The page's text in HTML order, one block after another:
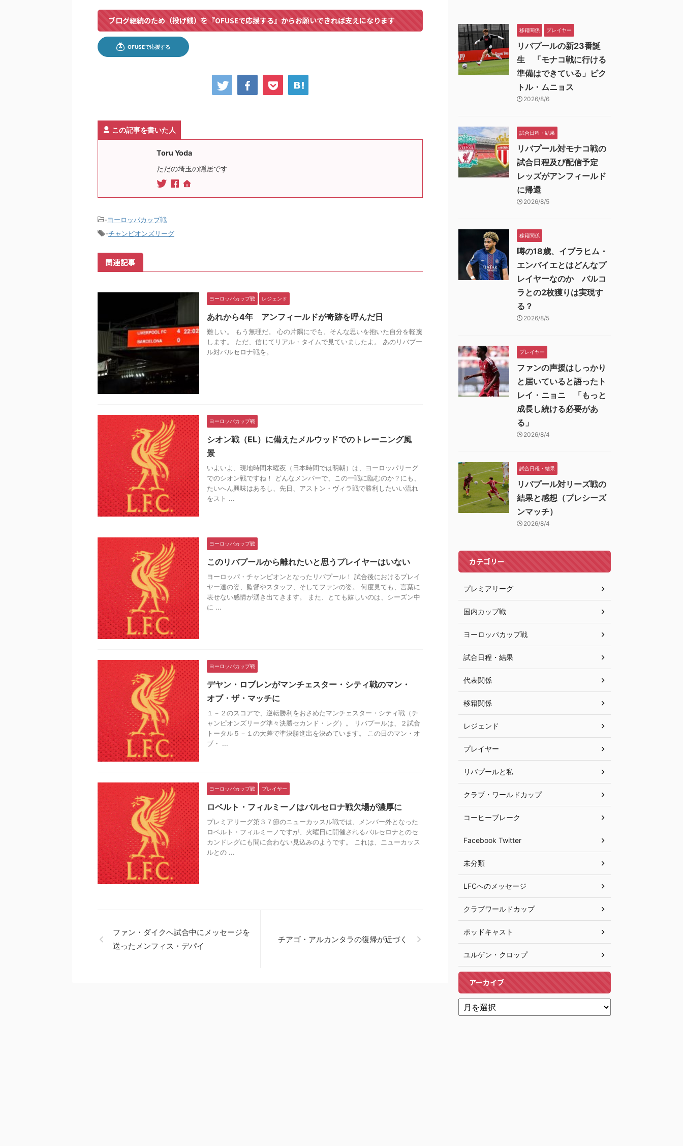
ブログ継続のため（投げ銭）を『OFUSEで応援する』からお願いできれば支えになります
この記事を書いた人
Toru Yoda
ただの埼玉の隠居です
-ヨーロッパカップ戦
-チャンピオンズリーグ
関連記事
ヨーロッパカップ戦 レジェンド
あれから4年 アンフィールドが奇跡を呼んだ日
難しい。 もう無理だ。 心の片隅にでも、そんな思いを抱いた自分を軽蔑
します。 ただ、信じてリアル・タイムで見ていましたよ。 あのリバプー
ル対バルセロナ戦を。
ヨーロッパカップ戦
シオン戦（EL）に備えたメルウッドでのトレーニング風
景
いよいよ、現地時間木曜夜（日本時間では明朝）は、ヨーロッパリーグ
でのシオン戦ですね！ どんなメンバーで、この一戦に臨むのか？にも、
たいへん興味はあるし、先日、アストン・ヴィラ戦で勝利したいい流れ
をスト ...
ヨーロッパカップ戦
このリバプールから離れたいと思うプレイヤーはいない
ヨーロッパ・チャンピオンとなったリバプール！ 試合後におけるプレイ
ヤー達の姿、監督やスタッフ、そしてファンの姿。 何度見ても、言葉に
表せない感情が湧き出てきます。 また、とても嬉しいのは、シーズン中
に ...
ヨーロッパカップ戦
デヤン・ロブレンがマンチェスター・シティ戦のマン・
オブ・ザ・マッチに
１－２のスコアで、逆転勝利をおさめたマンチェスター・シティ戦（チ
ャンピオンズリーグ準々決勝セカンド・レグ）。 リバプールは、２試合
トータル５－１の大差で準決勝進出を決めています。 この日のマン・オ
ブ・ ...
ヨーロッパカップ戦 プレイヤー
ロベルト・フィルミーノはバルセロナ戦欠場が濃厚に
プレミアリーグ第３７節のニューカッスル戦では、メンバー外となった
ロベルト・フィルミーノですが、火曜日に開催されるバルセロナとのセ
カンドレグにも間に合わない見込みのようです。 これは、ニューカッス
ルとの ...
ファン・ダイクへ試合中にメッセージを
送ったメンフィス・デパイ
チアゴ・アルカンタラの復帰が近づく
移籍関係 プレイヤー
リバプールの新23番誕
生 「モナコ戦に行ける
準備はできている」ビク
トル・ムニョス
2026/8/6
試合日程・結果
リバプール対モナコ戦の
試合日程及び配信予定
レッズがアンフィールド
に帰還
2026/8/5
移籍関係
噂の18歳、イブラヒム・
エンバイエとはどんなプ
レイヤーなのか バルコ
ラとの2枚獲りは実現す
る？
2026/8/5
プレイヤー
ファンの声援はしっかり
と届いていると語ったト
レイ・ニョニ 「もっと
成長し続ける必要があ
る」
2026/8/4
試合日程・結果
リバプール対リーズ戦の
結果と感想（プレシーズ
ンマッチ）
2026/8/4
カテゴリー
プレミアリーグ
国内カップ戦
ヨーロッパカップ戦
試合日程・結果
代表関係
移籍関係
レジェンド
プレイヤー
リバプールと私
クラブ・ワールドカップ
コーヒーブレーク
Facebook Twitter
未分類
LFCへのメッセージ
クラブワールドカップ
ポッドキャスト
ユルゲン・クロップ
アーカイブ